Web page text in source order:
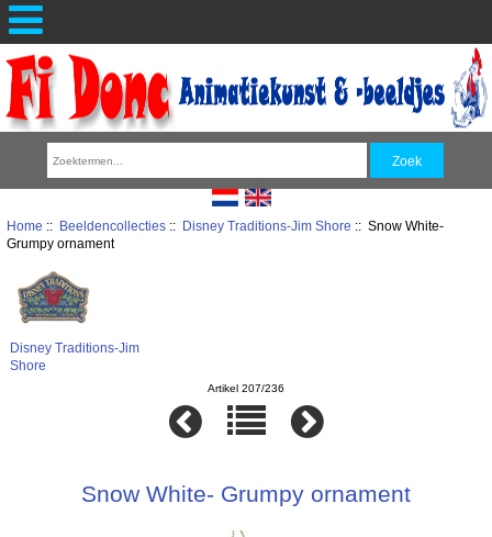
Home :: Beeldencollecties:: Disney Traditions-Jim Shore :: Snow White-
Grumpy ornament
Disney Traditions-Jim
Shore
Artikel 207/236
Snow White- Grumpy ornament